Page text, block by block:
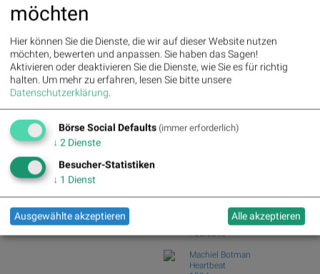
im Dow Jones sorgten
Deutsche Telekom : 5.63%»
Details
Henkel : 3.89%» Details
Zalando : 2.86%» Details
Fresenius Medical Care : 2.12%
Hochtief : -0.71%» Details
Rheinmetall : -0.85%
Siemens : -5.11%
Siemens Energy : -1.19%»
Details
Wie Bajaj Mobility AG, Marinomed
Biotech, Kapsch ...
Wie VIG, AT&S, Lenzing, CA Immo,
Wienerberger und...
operatives 1. Halb...
Börse Social Club Board
Stains & Ashes
Poursuite
Machiel Botman
Heartbeat
möchten
Hier können Sie die Dienste, die wir auf dieser Website nutzen
möchten, bewerten und anpassen. Sie haben das Sagen!
Aktivieren oder deaktivieren Sie die Dienste, wie Sie es für richtig
halten. Um mehr zu erfahren, lesen Sie bitte unsere
Datenschutzerklärung.
Börse Social Defaults (immer erforderlich)
↓ 2 Dienste
Besucher-Statistiken
↓ 1 Dienst
Ausgewählte akzeptieren Alle akzeptieren